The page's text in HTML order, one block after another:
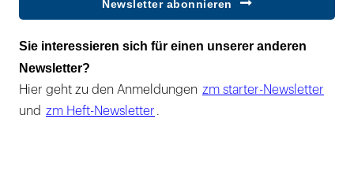
Newsletter abonnieren
Sie interessieren sich für einen unserer anderen
Newsletter?
Hier geht zu den Anmeldungen zm starter-Newsletter
und zm Heft-Newsletter .